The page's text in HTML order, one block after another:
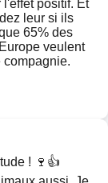
positif. Et
leur si ils
65% des
veulent
compagnie.
! 🍷👍